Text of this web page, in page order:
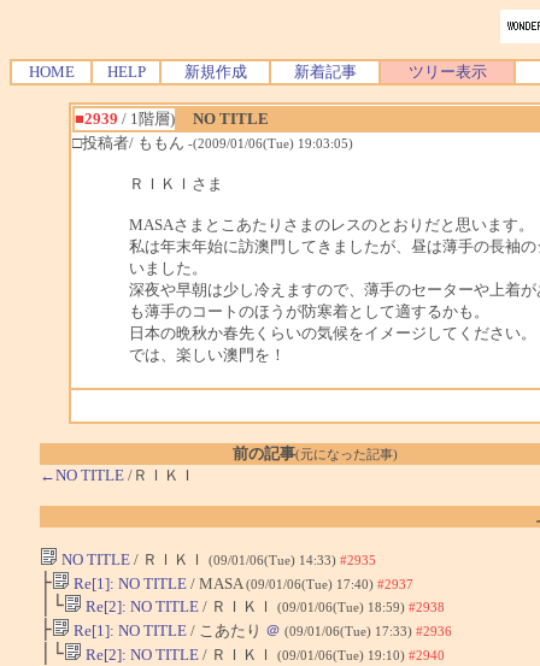
HOME HELP 新規作成 新着記事 ツリー表示
■2939 / 1階層)
NO TITLE
□投稿者/ ももん -(2009/01/06(Tue) 19:03:05)
ＲＩＫＩさま
MASAさまとこあたりさまのレスのとおりだと思います。
私は年末年始に訪澳門してきましたが、昼は薄手の長袖
いました。
深夜や早朝は少し冷えますので、薄手のセーターや上着
も薄手のコートのほうが防寒着として適するかも。
日本の晩秋か春先くらいの気候をイメージしてください。
では、楽しい澳門を！
前の記事(元になった記事)
←NO TITLE/ＲＩＫＩ
NO TITLE/ ＲＩＫＩ (09/01/06(Tue) 14:33) #2935
├ Re[1]: NO TITLE/ MASA (09/01/06(Tue) 17:40) #2937
│└ Re[2]: NO TITLE/ ＲＩＫＩ (09/01/06(Tue) 18:59) #2938
├ Re[1]: NO TITLE/ こあたり ＠ (09/01/06(Tue) 17:33) #2936
│└ Re[2]: NO TITLE/ ＲＩＫＩ (09/01/06(Tue) 19:10) #2940